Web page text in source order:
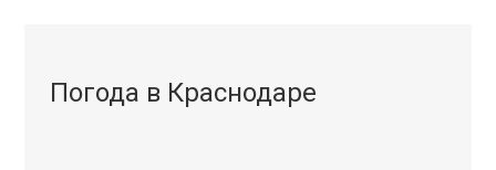
Погода в Краснодаре